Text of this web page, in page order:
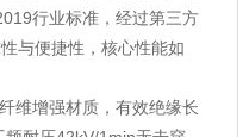
行业标准，经过第三方
与便捷性，核心性能如
维增强材质，有效绝缘长